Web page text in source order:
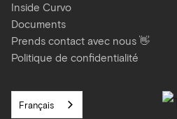
Inside Curvo
Documents
Prends contact avec nous 👋
Politique de confidentialité
Français